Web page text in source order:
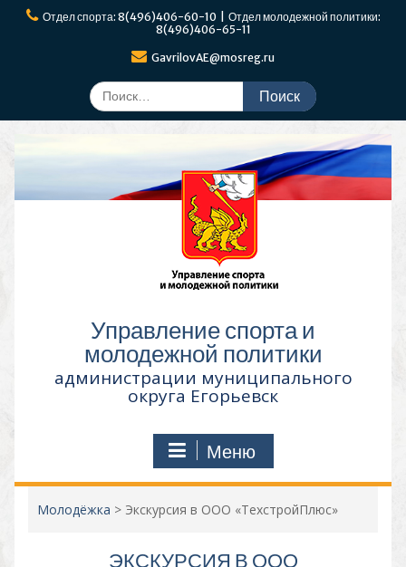
ПерейтиОтдел спорта: 8(496)406-60-10 | Отдел молодежной политики:
8(496)406-65-11
GavrilovAE@mosreg.ru
Поиск
по:
Управление спорта и
молодежной политики
администрации муниципального
округа Егорьевск
Меню
Молодёжка > Экскурсия в ООО «ТехстройПлюс»
ЭКСКУРСИЯ В ООО